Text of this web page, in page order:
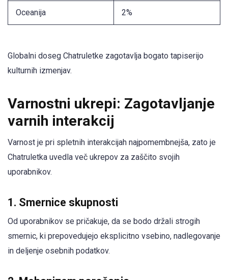
Oceanija 2%
Globalni doseg Chatruletke zagotavlja bogato tapiserijo
kulturnih izmenjav.
Varnostni ukrepi: Zagotavljanje
varnih interakcij
Varnost je pri spletnih interakcijah najpomembnejša, zato je
Chatruletka uvedla več ukrepov za zaščito svojih
uporabnikov.
1. Smernice skupnosti
Od uporabnikov se pričakuje, da se bodo držali strogih
smernic, ki prepovedujejo eksplicitno vsebino, nadlegovanje
in deljenje osebnih podatkov.